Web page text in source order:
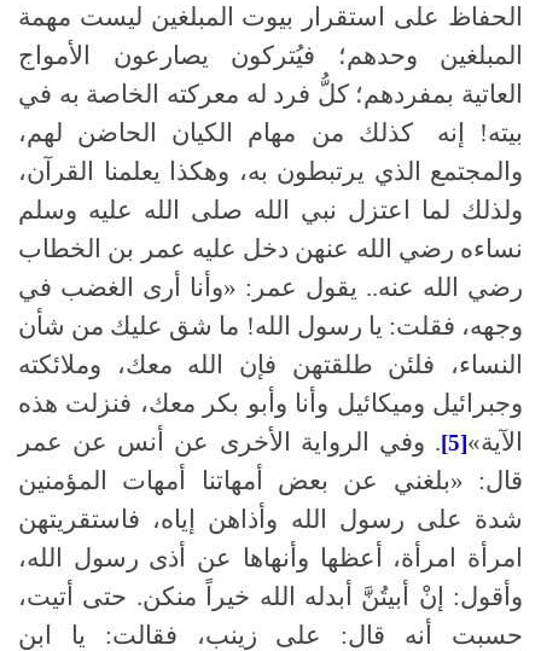
الحفاظ على استقرار بيوت المبلغين ليست مهمة
المبلغين وحدهم؛ فيُتركون يصارعون الأمواج
العاتية بمفردهم؛ كلُّ فرد له معركته الخاصة به في
بيته! إنه
كذلك من مهام الكيان الحاضن لهم،
والمجتمع الذي يرتبطون به، وهكذا يعلمنا القرآن،
ولذلك لما اعتزل نبي الله صلى الله عليه وسلم
نساءه رضي الله عنهن دخل عليه عمر بن الخطاب
رضي الله عنه.. يقول عمر : «وأنا أرى الغضب في
وجهه، فقلت: يا رسول الله! ما شق عليك من شأن
النساء، فلئن طلقتهن فإن الله معك، وملائكته
وجبرائيل وميكائيل وأنا وأبو بكر معك، فنزلت هذه
الآية»[5]
. وفي الرواية الأخرى عن أنس عن عمر
قال: «بلغني عن بعض أمهاتنا أمهات المؤمنين
شدة على رسول الله وأذاهن إياه، فاستقريتهن
امرأة امرأة، أعظها وأنهاها عن أذى رسول الله،
وأقول: إنْ أبيتُنَّ أبدله الله خيراً منكن. حتى أتيت،
حسبت أنه قال: على زينب، فقالت: يا ابن